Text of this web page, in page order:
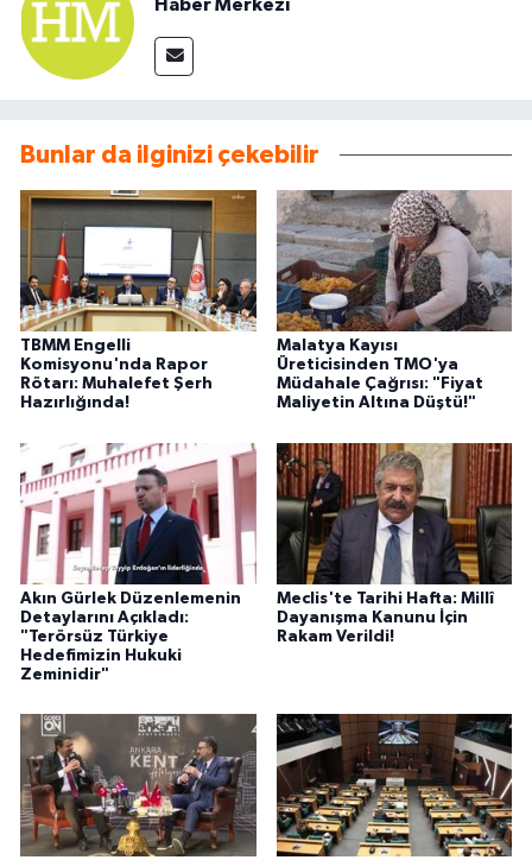
Haber Merkezi
Bunlar da ilginizi çekebilir
TBMM Engelli
Komisyonu'nda Rapor
Rötarı: Muhalefet Şerh
Hazırlığında!
Malatya Kayısı
Üreticisinden TMO'ya
Müdahale Çağrısı: "Fiyat
Maliyetin Altına Düştü!"
Akın Gürlek Düzenlemenin
Detaylarını Açıkladı:
"Terörsüz Türkiye
Hedefimizin Hukuki
Zeminidir"
Meclis'te Tarihi Hafta: Millî
Dayanışma Kanunu İçin
Rakam Verildi!